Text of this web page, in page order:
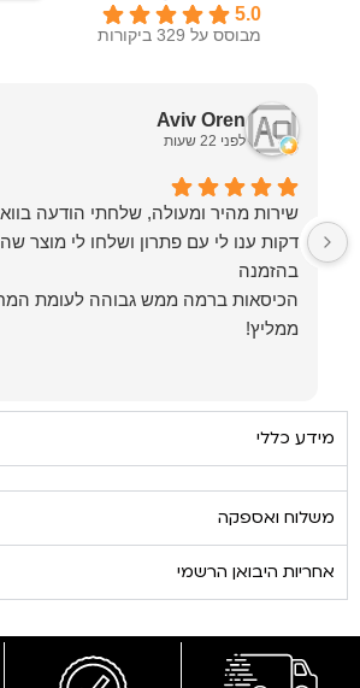
5.0
מבוסס על 329 ביקורות
Aviv Oren
לפני 22 שעות
שירות מהיר ומעולה, שלחתי הודעה
דקות ענו לי עם פתרון ושלחו לי מוצר
ממליץ!
מידע כללי
משלוח ואספקה
אחריות היבואן הרשמי